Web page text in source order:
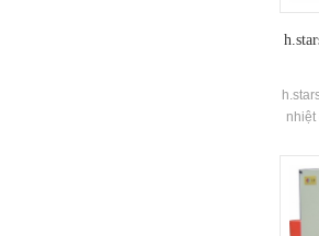
nhiệt
hình